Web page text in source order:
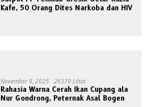
Kafe, 50 Orang Dites Narkoba dan HIV
November 9, 2025 26370 Lihat
Rahasia Warna Cerah Ikan Cupang ala
Nur Gondrong, Peternak Asal Bogen